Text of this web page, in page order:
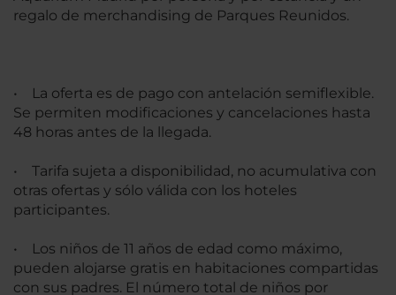
regalo de merchandising de Parques Reunidos.
• La oferta es de pago con antelación semiflexible.
Se permiten modificaciones y cancelaciones hasta
48 horas antes de la llegada.
• Tarifa sujeta a disponibilidad, no acumulativa con
otras ofertas y sólo válida con los hoteles
participantes.
• Los niños de 11 años de edad como máximo,
pueden alojarse gratis en habitaciones compartidas
con sus padres. El número total de niños por